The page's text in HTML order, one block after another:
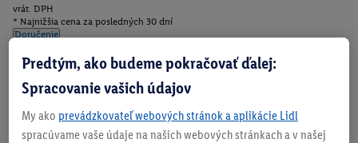
vrát. DPH
* Najnižšia cena za posledných 30 dní
Doručenie
Číslo produktu: 100398783001
Zistite svoju veľkosť
Predtým, ako budeme pokračovať ďalej:
Spracovanie vašich údajov
My ako prevádzkovateľ webových stránok a aplikácie Lidl
spracúvame vaše údaje na našich webových stránkach a v našej